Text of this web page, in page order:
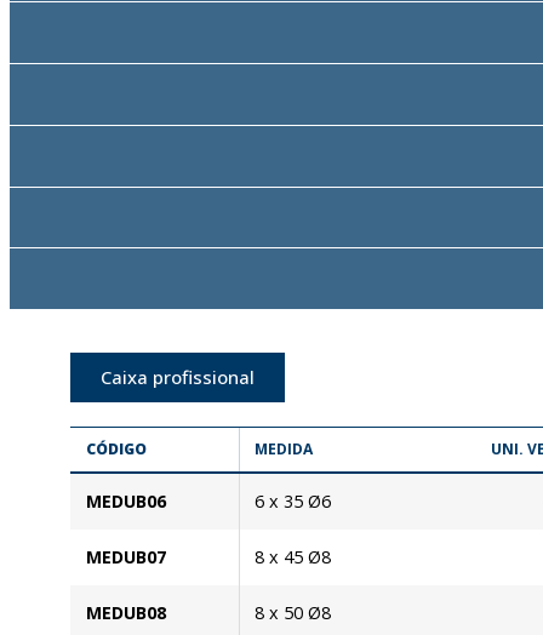
Caixa profissional
CÓDIGO MEDIDA UNI.
MEDUB06 6 x 35 Ø6
MEDUB07 8 x 45 Ø8
MEDUB08 8 x 50 Ø8